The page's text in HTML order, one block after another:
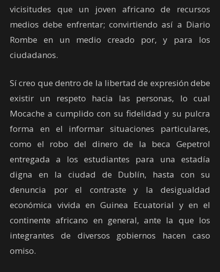
vicisitudes que un joven africano de recursos
medios debe enfrentar; convirtiendo así a Diario
Rombe en un medio creado por, y para los
ciudadanos.
Sí creo que dentro de la libertad de expresión debe
existir un respeto hacia las personas, lo cual
Mocache a cumplido con su fidelidad y su pulcra
forma en el informar situaciones particulares,
como el robo del dinero de la beca Gepetrol
entregada a los estudiantes para una estadía
digna en la ciudad de Dublín, hasta con su
denuncia por el contraste y la desigualdad
económica vivida en Guinea Ecuatorial y en el
continente africano en general, ante la que los
integrantes de diversos gobiernos hacen caso
omiso.